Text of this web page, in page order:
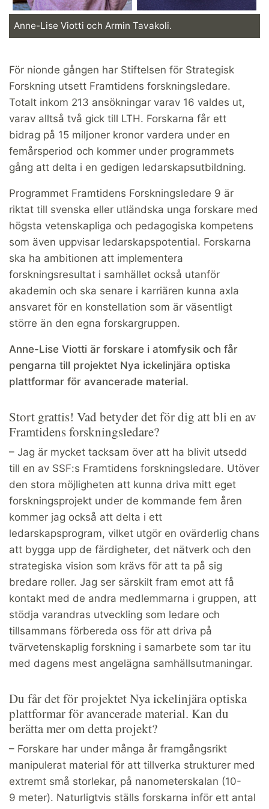
Anne-Lise Viotti och Armin Tavakoli.
För nionde gången har Stiftelsen för Strategisk
Forskning utsett Framtidens forskningsledare.
Totalt inkom 213 ansökningar varav 16 valdes ut,
varav alltså två gick till LTH. Forskarna får ett
bidrag på 15 miljoner kronor vardera under en
femårsperiod och kommer under programmets
gång att delta i en gedigen ledarskapsutbildning.
Programmet Framtidens Forskningsledare 9 är
riktat till svenska eller utländska unga forskare med
högsta vetenskapliga och pedagogiska kompetens
som även uppvisar ledarskapspotential. Forskarna
ska ha ambitionen att implementera
forskningsresultat i samhället också utanför
akademin och ska senare i karriären kunna axla
ansvaret för en konstellation som är väsentligt
större än den egna forskargruppen.
Anne-Lise Viotti är forskare i atomfysik och får
pengarna till projektet Nya ickelinjära optiska
plattformar för avancerade material.
Stort grattis! Vad betyder det för dig att bli en av
Framtidens forskningsledare?
– Jag är mycket tacksam över att ha blivit utsedd
till en av SSF:s Framtidens forskningsledare. Utöver
den stora möjligheten att kunna driva mitt eget
forskningsprojekt under de kommande fem åren
kommer jag också att delta i ett
ledarskapsprogram, vilket utgör en ovärderlig chans
att bygga upp de färdigheter, det nätverk och den
strategiska vision som krävs för att ta på sig
bredare roller. Jag ser särskilt fram emot att få
kontakt med de andra medlemmarna i gruppen, att
stödja varandras utveckling som ledare och
tillsammans förbereda oss för att driva på
tvärvetenskaplig forskning i samarbete som tar itu
med dagens mest angelägna samhällsutmaningar.
Du får det för projektet Nya ickelinjära optiska
plattformar för avancerade material. Kan du
berätta mer om detta projekt?
– Forskare har under många år framgångsrikt
manipulerat material för att tillverka strukturer med
extremt små storlekar, på nanometerskalan (10-
9 meter). Naturligtvis ställs forskarna inför ett antal